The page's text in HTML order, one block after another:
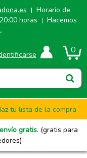
| Horario de
horas
| Hacemos
0
tu lista de la compra
envío gratis. (gratis para